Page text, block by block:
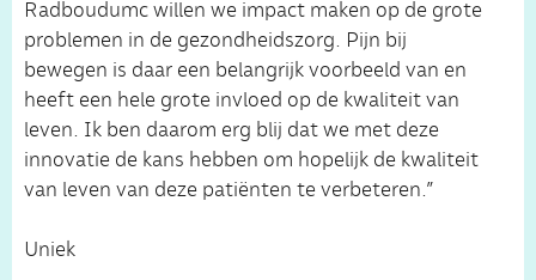
Radboudumc willen we impact maken op de grote
problemen in de gezondheidszorg. Pijn bij
bewegen is daar een belangrijk voorbeeld van en
heeft een hele grote invloed op de kwaliteit van
leven. Ik ben daarom erg blij dat we met deze
innovatie de kans hebben om hopelijk de kwaliteit
van leven van deze patiënten te verbeteren.”
Uniek